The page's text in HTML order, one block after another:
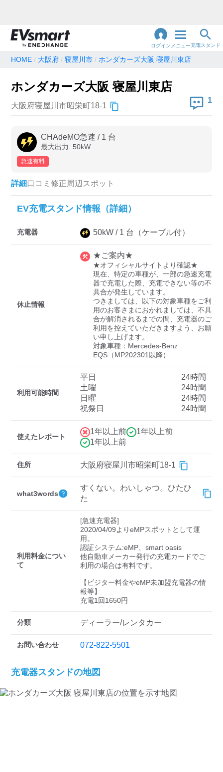
ログイン メニュー充電スタンド
地名・観光スポット・住所で検索
充電器の種類
急速充電器のみ表示
高速道路上のみ表示
認証システム
三菱ディーラーを表示
日産ディーラーを表示
トヨタディーラーを表
示
中速-20kW-以上 急速-44kW-以上
検索する
HOME 大阪府 寝屋川市 ホンダカーズ大阪 寝屋川東店
ホンダカーズ大阪 寝屋川東店
大阪府寝屋川市昭栄町18-1
1
CHAdeMO急速 / 1 台
最大出力: 50kW
急速有料
詳細口コミ 修正周辺スポット
EV充電スタンド情報（詳細）
充電器 50kW / 1 台 （ケーブル付）
休止情報
★ご案内★
★オフィシャルサイトより確認★
現在、特定の車種が、一部の急速充電
器で充電した際、充電できない等の不
具合が発生しています。
つきましては、以下の対象車種をご利
用のお客さまにおかれましては、不具
合が解消されるまでの間、充電器のご
利用を控えていただきますよう、お願
い申し上げます。
対象車種：Mercedes-Benz
EQS（MP202301以降）
利用可能時間
平日
24時間
土曜
24時間
日曜
24時間
祝祭日
24時間
使えたレポート
1年以上前
1年以上前
1年以上前
住所 大阪府寝屋川市昭栄町18-1
what3words
すくない。わいしゃつ。ひたひ
た
利用料金につい
て
[急速充電器]
2020/04/09よりeMPスポットとして運
用。
認証システム:eMP、smart oasis
他自動車メーカー発行の充電カードでご
利用の場合は有料です。
【ビジター料金やeMP未加盟充電器の情
報等】
充電1回1650円
分類 ディーラー/レンタカー
お問い合わせ 072-822-5501
充電器スタンドの地図